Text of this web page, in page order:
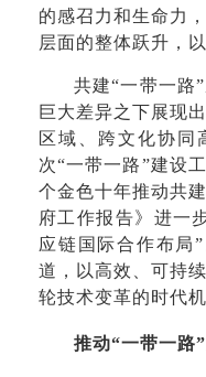
的感召力和生命力
层面的整体跃升，
共建“一带一路
巨大差异之下展现
区域、跨文化协同
次“一带一路”建设
个金色十年推动共
府工作报告》进一
应链国际合作布局
道，以高效、可持
轮技术变革的时代
推动“一带一路